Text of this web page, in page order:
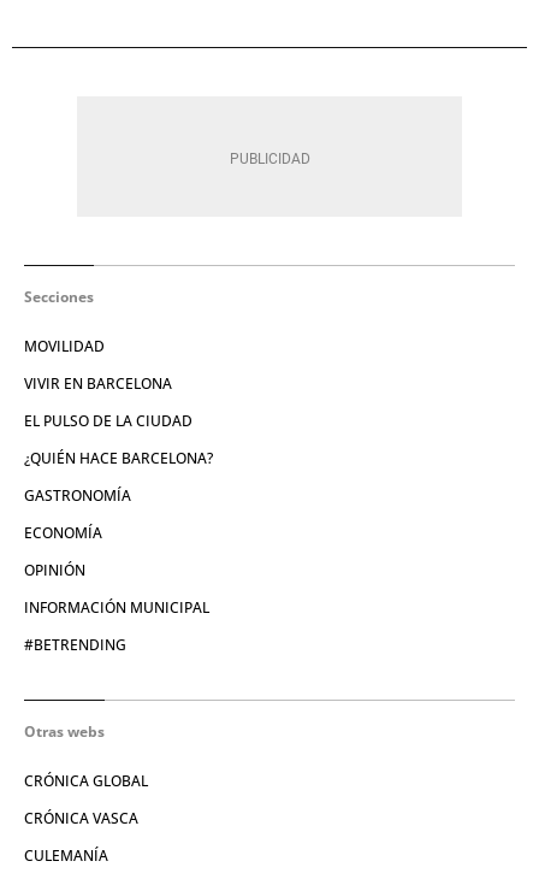
Secciones
MOVILIDAD
VIVIR EN BARCELONA
EL PULSO DE LA CIUDAD
¿QUIÉN HACE BARCELONA?
GASTRONOMÍA
ECONOMÍA
OPINIÓN
INFORMACIÓN MUNICIPAL
#BETRENDING
Otras webs
CRÓNICA GLOBAL
CRÓNICA VASCA
CULEMANÍA